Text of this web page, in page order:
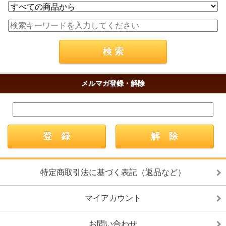
メルマガ登録・解除
特定商取引法に基づく表記（返品など）
マイアカウント
お問い合わせ